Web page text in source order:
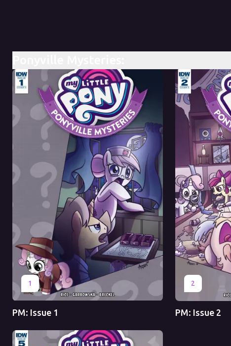
1Оригинал Перевод
PM: Issue 1
2Оригинал
PM: Issue 2